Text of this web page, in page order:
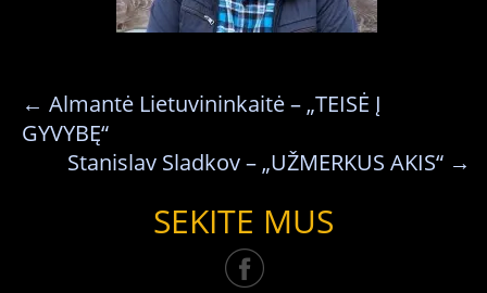
← Almantė Lietuvininkaitė – „TEISĖ Į
GYVYBĘ“
Stanislav Sladkov – „UŽMERKUS AKIS“ →
SEKITE MUS